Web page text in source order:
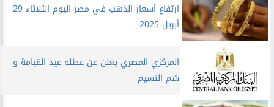
ارتفاع أسعار الذهب في مصر اليوم الثلاثاء 29
أبريل 2025
المركزي المصري يعلن عن عطله عيد القيامة و
شم النسيم